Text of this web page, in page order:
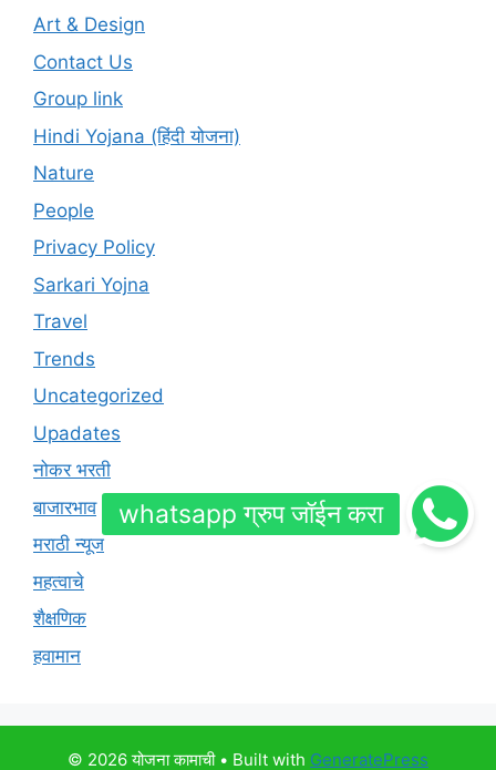
Art & Design
Contact Us
Group link
Hindi Yojana (हिंदी योजना)
Nature
People
Privacy Policy
Sarkari Yojna
Travel
Trends
Uncategorized
Upadates
नोकर भरती
बाजारभाव
मराठी न्यूज
महत्वाचे
शैक्षणिक
हवामान
© 2026 योजना कामाची• Built with GeneratePress